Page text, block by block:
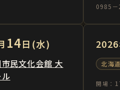
0985
14日(水)
民文化会館 大
北海道
開場：